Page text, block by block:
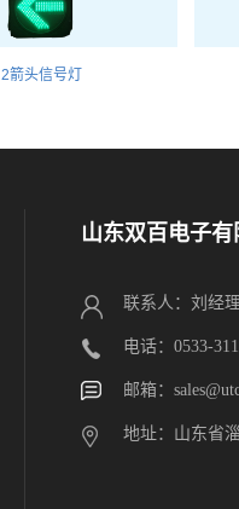
2箭头信号灯
山东双百电子有
联系人：刘经
电话：0533-
邮箱：
地址：山东省